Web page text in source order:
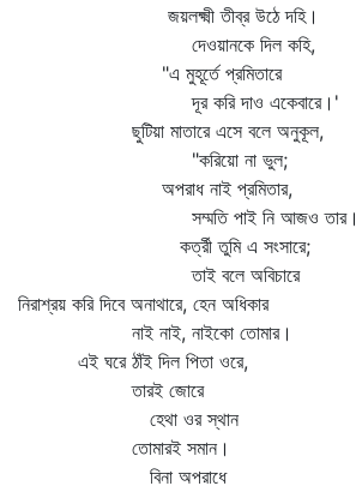
জয়লক্ষ্মী তীব্র উঠে দহি।
দেওয়ানকে দিল কহি,
"এ মুহূর্তে প্রমিতারে
দূর করি দাও একেবারে।'
ছুটিয়া মাতারে এসে বলে অনুকূল,
"করিয়ো না ভুল;
অপরাধ নাই প্রমিতার,
সম্মতি পাই নি আজও তার।
কর্ত্রী তুমি এ সংসারে;
তাই বলে অবিচারে
নিরাশ্রয় করি দিবে অনাথারে, হেন অধিকার
নাই নাই, নাইকো তোমার।
এই ঘরে ঠাঁই দিল পিতা ওরে,
তারই জোরে
হেথা ওর স্থান
তোমারই সমান।
বিনা অপরাধে